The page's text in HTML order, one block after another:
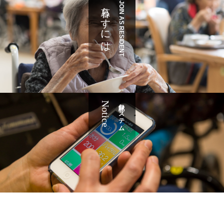
JOIN AS RESIDENT
暮らすには
記録システム
Notice